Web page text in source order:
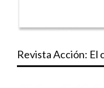
Revista Acción: El